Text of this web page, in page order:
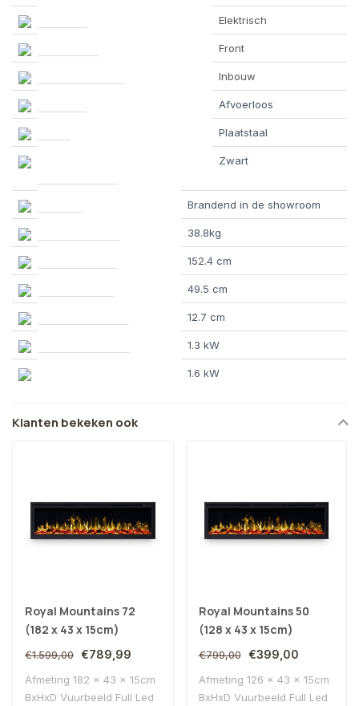
Elektrisch
Front
Inbouw
Afvoerloos
Plaatstaal
Zwart
Brandend in de showroom
38.8kg
152.4 cm
49.5 cm
12.7 cm
1.3 kW
1.6 kW
Klanten bekeken ook
Royal Mountains 72
(182 x 43 x 15cm)
€1.599,00 €789,99
Afmeting 182 x 43 x 15cm
BxHxD Vuurbeeld Full Led
Royal Mountains 50
(128 x 43 x 15cm)
€799,00 €399,00
Afmeting 126 x 43 x 15cm
BxHxD Vuurbeeld Full Led